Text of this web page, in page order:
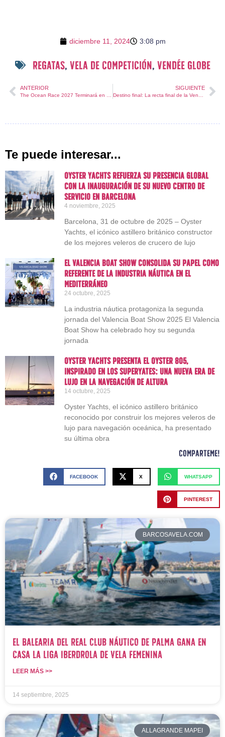
Comparteme!
FACEBOOK X WHATSAPP
PINTEREST
BARCOSAVELA.COM
El Balearia del Real Club Náutico de Palma gana en
casa la Liga Iberdrola de Vela Femenina
LEER MÁS >>
14 septiembre, 2025
ALLAGRANDE MAPEI
diciembre 11, 2024 3:08 pm
regatas, vela de competición, vendée globe
ANTERIOR SIGUIENTE
Te puede interesar...
Oyster Yachts refuerza su presencia global
con la inauguración de su nuevo centro de
servicio en Barcelona
4 noviembre, 2025
Barcelona, 31 de octubre de 2025 – Oyster
Yachts, el icónico astillero británico constructor
de los mejores veleros de crucero de lujo
El Valencia Boat Show consolida su papel como
referente de la industria náutica en el
Mediterráneo
24 octubre, 2025
La industria náutica protagoniza la segunda
jornada del Valencia Boat Show 2025 El Valencia
Boat Show ha celebrado hoy su segunda
jornada
Oyster Yachts presenta el Oyster 805,
inspirado en los superyates: una nueva era de
lujo en la navegación de altura
14 octubre, 2025
Oyster Yachts, el icónico astillero británico
reconocido por construir los mejores veleros de
lujo para navegación oceánica, ha presentado
su última obra